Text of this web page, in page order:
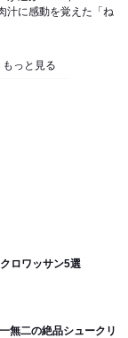
汁に感動を覚えた「ね
もっと見る
ロワッサン5選
無二の絶品シュークリ